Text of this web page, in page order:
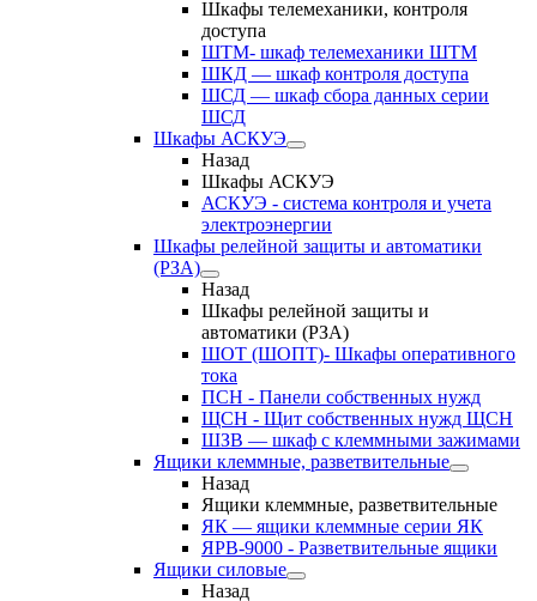
Шкафы телемеханики, контроля
доступа
ШТМ- шкаф телемеханики ШТМ
ШКД — шкаф контроля доступа
ШСД — шкаф сбора данных серии
ШСД
Шкафы АСКУЭ
Назад
Шкафы АСКУЭ
АСКУЭ - система контроля и учета
электроэнергии
Шкафы релейной защиты и автоматики
(РЗА)
Назад
Шкафы релейной защиты и
автоматики (РЗА)
ШОТ (ШОПТ)- Шкафы оперативного
тока
ПСН - Панели собственных нужд
ЩСН - Щит собственных нужд ЩСН
ШЗВ — шкаф с клеммными зажимами
Ящики клеммные, разветвительные
Назад
Ящики клеммные, разветвительные
ЯК — ящики клеммные серии ЯК
ЯРВ-9000 - Разветвительные ящики
Ящики силовые
Назад